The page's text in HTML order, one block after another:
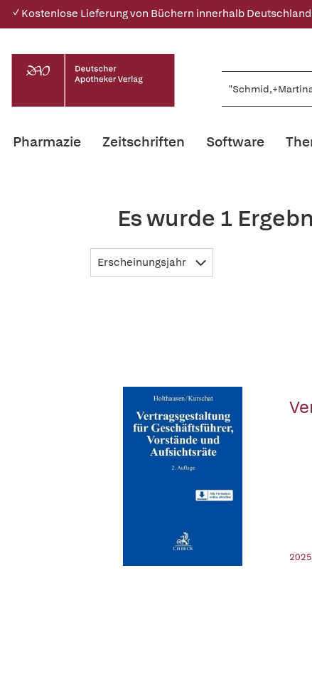
✓ Kostenlose Lieferung von Büchern innerhalb
Pharmazie Zeitschriften Software
Es wurde 1
Erscheinungsjahr